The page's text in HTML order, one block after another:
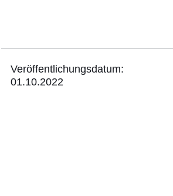
2
Veröffentlichungsdatum:
01.10.2022